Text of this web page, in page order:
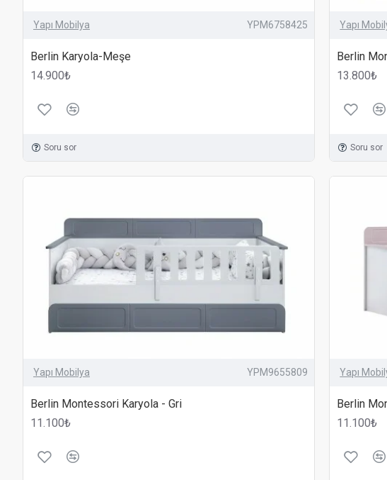
Yapı Mobilya ile çocuklarınızın odasına güvenlik, şıklık ve
Yapı Mobilya YPM6758425
Berlin Karyola-Meşe
14.900₺
Soru sor
Yapı
Berlin
13.800₺
Soru sor
Yapı Mobilya YPM9655809
Berlin Montessori Karyola - Gri
11.100₺
Yapı
Berlin
11.100₺